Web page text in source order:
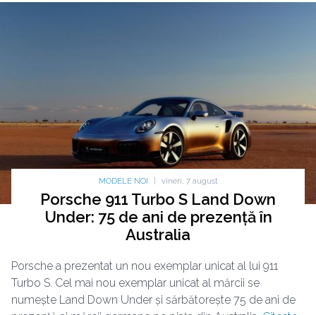
MODELE NOI vineri, 7 august
Porsche 911 Turbo S Land Down
Under: 75 de ani de prezență în
Australia
Porsche a prezentat un nou exemplar unicat al lui 911
Turbo S. Cel mai nou exemplar unicat al mărcii se
numește Land Down Under și sărbătorește 75 de ani de